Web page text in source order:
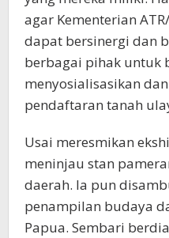
agar Kementerian
dapat bersinergi dan
berbagai pihak untuk
menyosialisasikan
pendaftaran tanah
Usai meresmikan
meninjau stan
daerah. Ia pun
penampilan budaya
Papua. Sembari